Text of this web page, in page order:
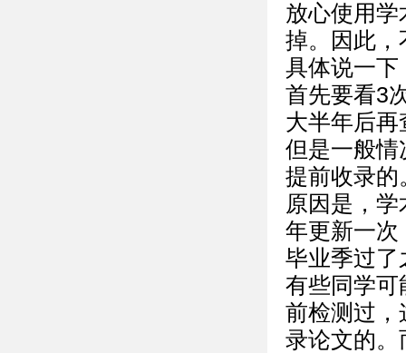
放心使用
掉。因此，
具体说一下
首先要看3
大半年后
但是一般情
提前收录的
原因是，
年更新一次
毕业季过了
有些同学可
前检测过，
录论文的。